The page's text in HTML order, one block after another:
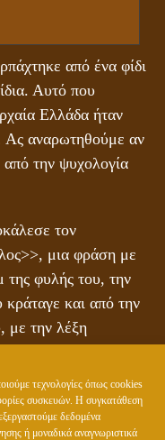
τεχνολογίες όπως cookies
συσκευών. Η συγκατάθεση
δεδομένα
ή μοναδικά αναγνωριστικά
από ένα φίδι
Αυτό που
Ελλάδα ήταν
Ας αναρωτηθούμε αν
την ψυχολογία
τον
μια φράση με
της φυλής του, την
και από την
με την λέξη
του Δήμου
δράκοντες.